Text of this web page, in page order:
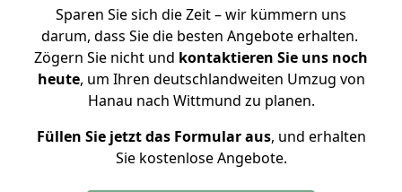
Sparen Sie sich die Zeit – wir kümmern uns
darum, dass Sie die besten Angebote erhalten.
Zögern Sie nicht und kontaktieren Sie uns noch
heute, um Ihren deutschlandweiten Umzug von
Hanau nach Wittmund zu planen.
Füllen Sie jetzt das Formular aus, und erhalten
Sie kostenlose Angebote.